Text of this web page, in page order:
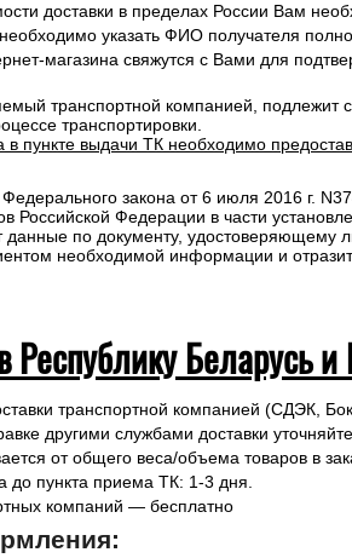
доставки в пределах России Вам
указать ФИО получателя
магазина свяжутся с Вами для
транспортной компанией,
транспортировки.
в пункте выдачи ТК необходимо
закона от 6 июля 2016 г.
Российской Федерации в части
по документу, удостоверяющему
необходимой информации и
Республику Беларусь и
транспортной компанией (СДЭК,
другими службами доставки
от общего веса/объема товаров в
до пункта приема ТК: 1-3 дня.
компаний — бесплатно